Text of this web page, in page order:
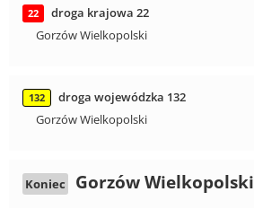
22
droga krajowa 22
Gorzów Wielkopolski
132
droga wojewódzka 132
Gorzów Wielkopolski
Koniec Gorzów Wielkopolski